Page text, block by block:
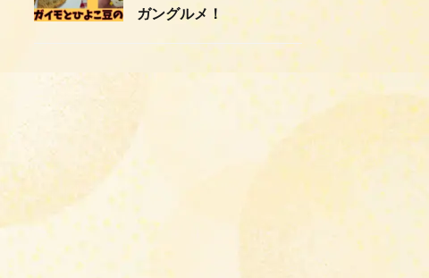
ガングルメ！